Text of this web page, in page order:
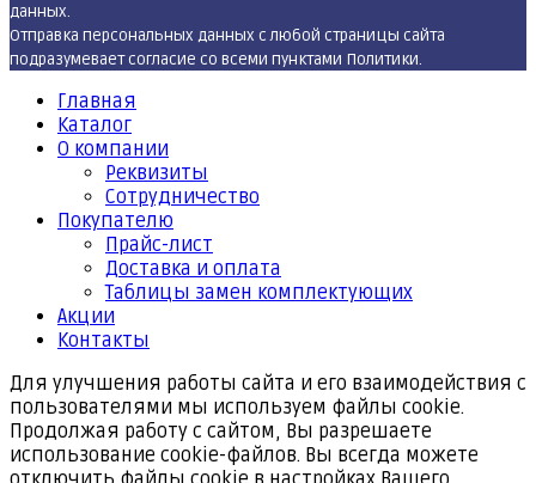
данных.
Отправка персональных данных с любой страницы сайта
подразумевает согласие со всеми пунктами Политики.
Главная
Каталог
О компании
Реквизиты
Cотрудничество
Покупателю
Прайс-лист
Доставка и оплата
Таблицы замен комплектующих
Акции
Контакты
Для улучшения работы сайта и его взаимодействия с
пользователями мы используем файлы cookie.
Продолжая работу с сайтом, Вы разрешаете
использование cookie-файлов. Вы всегда можете